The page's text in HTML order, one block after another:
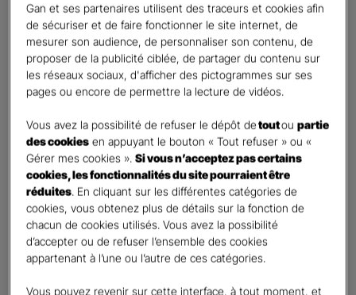
Plusieurs choix possibles
Vos informations :
Etes-vous déjà client Gan assurances ?*
Oui
Non
Civilité*
Madame
Monsieur
Contact*
Gan et ses partenaires utilisent des traceurs et cookies afin
de sécuriser et de faire fonctionner le site internet, de
mesurer son audience, de personnaliser son contenu, de
proposer de la publicité ciblée, de partager du contenu sur
les réseaux sociaux, d'afficher des pictogrammes sur ses
pages ou encore de permettre la lecture de vidéos.
Vous avez la possibilité de refuser le dépôt detoutoupartie
des cookies en appuyant le bouton « Tout refuser » ou «
Gérer mes cookies ».Si vous n’acceptez pas certains
cookies, les fonctionnalités du site pourraient être
réduites . En cliquant sur les différentes catégories de
cookies, vous obtenez plus de détails sur la fonction de
chacun de cookies utilisés. Vous avez la possibilité
d’accepter ou de refuser l’ensemble des cookies
appartenant à l’une ou l’autre de ces catégories.
Vous pouvez revenir sur cette interface, à tout moment, et